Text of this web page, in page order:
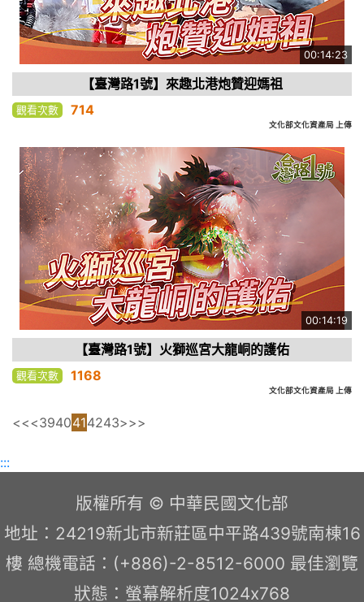
00:14:23
【臺灣路1號】來趣北港炮贊迎媽祖
觀看次數 714
文化部文化資產局 上傳
00:14:19
【臺灣路1號】火獅巡宮大龍峒的護佑
觀看次數 1168
文化部文化資產局 上傳
<<<3940414243>>>
:::
版權所有 © 中華民國文化部
地址：24219新北市新莊區中平路439號南棟16
樓 總機電話：(+886)-2-8512-6000 最佳瀏覽
狀態：螢幕解析度1024x768